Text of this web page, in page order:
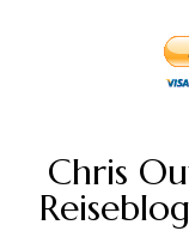
Chris